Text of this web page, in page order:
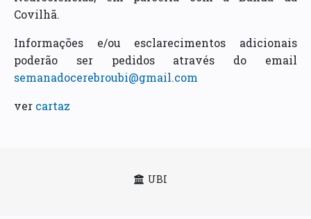
Covilhã.
Informações e/ou esclarecimentos adicionais
poderão ser pedidos através do email
semanadocerebroubi@gmail.com
ver cartaz
UBI